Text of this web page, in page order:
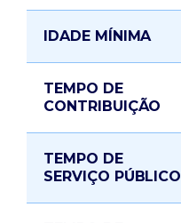
IDADE MÍNIMA
TEMPO DE
CONTRIBUIÇÃO
TEMPO DE
SERVIÇO PÚBLICO